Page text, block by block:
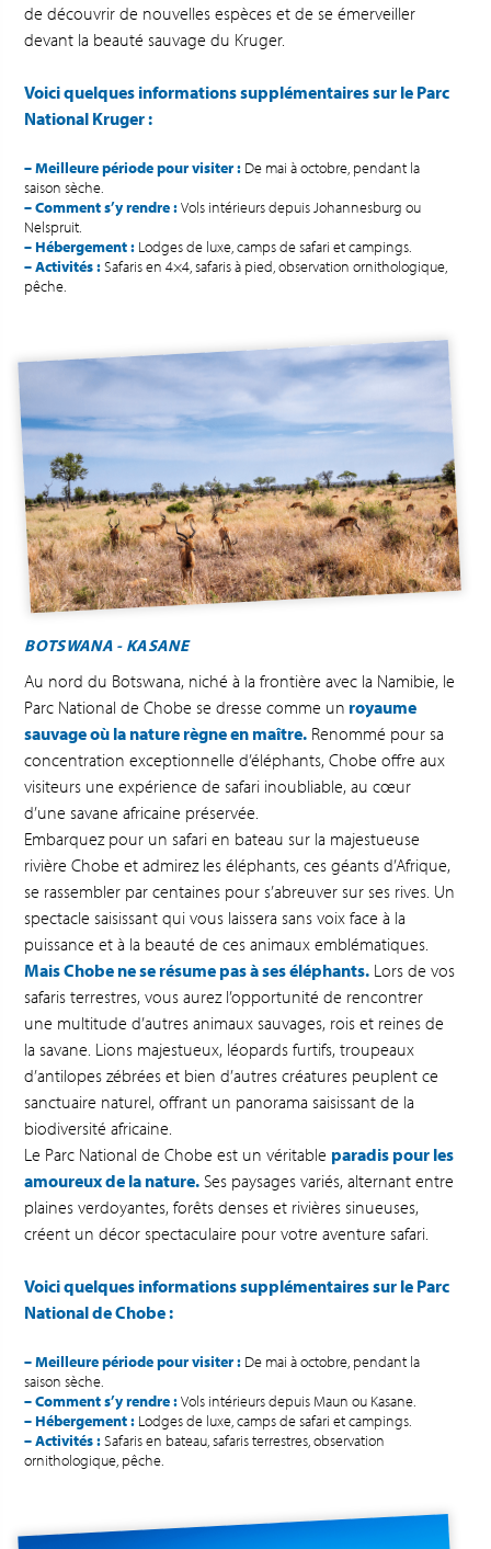
de découvrir de nouvelles espèces et de se émerveiller
devant la beauté sauvage du Kruger.
Voici quelques informations supplémentaires sur le Parc
National Kruger :
– Meilleure période pour visiter : De mai à octobre, pendant la
saison sèche.
– Comment s’y rendre :Vols intérieurs depuis Johannesburg ou
Nelspruit.
– Hébergement : Lodges de luxe, camps de safari et campings.
– Activités :Safaris en 4×4, safaris à pied, observation ornithologique,
pêche.
BOTSWANA - KASANE
Au nord du Botswana, niché à la frontière avec la Namibie, le
Parc National de Chobe se dresse comme un royaume
sauvage où la nature règne en maître. Renommé pour sa
concentration exceptionnelle d’éléphants, Chobe offre aux
visiteurs une expérience de safari inoubliable, au cœur
d’une savane africaine préservée.
Embarquez pour un safari en bateau sur la majestueuse
rivière Chobe et admirez les éléphants, ces géants d’Afrique,
se rassembler par centaines pour s’abreuver sur ses rives. Un
spectacle saisissant qui vous laissera sans voix face à la
puissance et à la beauté de ces animaux emblématiques.
Mais Chobe ne se résume pas à ses éléphants. Lors de vos
safaris terrestres, vous aurez l’opportunité de rencontrer
une multitude d’autres animaux sauvages, rois et reines de
la savane. Lions majestueux, léopards furtifs, troupeaux
d’antilopes zébrées et bien d’autres créatures peuplent ce
sanctuaire naturel, offrant un panorama saisissant de la
biodiversité africaine.
Le Parc National de Chobe est un véritable paradis pour les
amoureux de la nature. Ses paysages variés, alternant entre
plaines verdoyantes, forêts denses et rivières sinueuses,
créent un décor spectaculaire pour votre aventure safari.
Voici quelques informations supplémentaires sur le Parc
National de Chobe :
– Meilleure période pour visiter : De mai à octobre, pendant la
saison sèche.
– Comment s’y rendre :Vols intérieurs depuis Maun ou Kasane.
– Hébergement : Lodges de luxe, camps de safari et campings.
– Activités :Safaris en bateau, safaris terrestres, observation
ornithologique, pêche.